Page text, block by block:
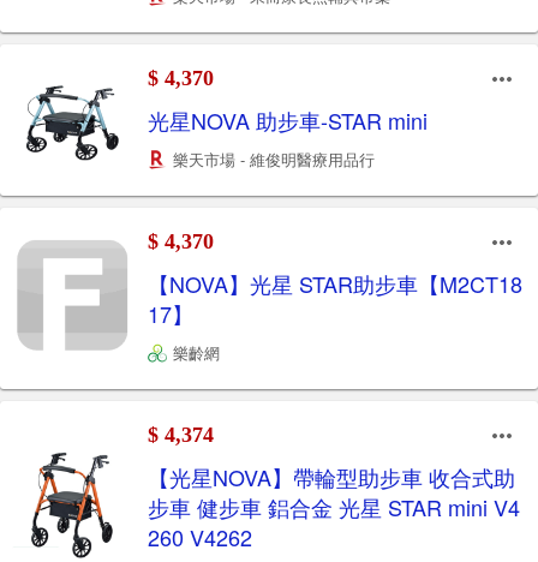
$ 4,370
光星NOVA 助步車-STAR mini
樂天市場 - 維俊明醫療用品行
$ 4,370
【NOVA】光星 STAR助步車【M2CT18
17】
樂齡網
$ 4,374
【光星NOVA】帶輪型助步車 收合式助
步車 健步車 鋁合金 光星 STAR mini V4
260 V4262